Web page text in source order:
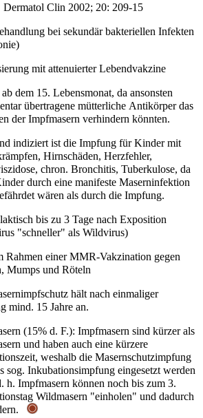
Dermatol Clin 2002; 20: 209-15
bei sekundär bakteriellen Infekten
mit attenuierter Lebendvakzine
dem 15. Lebensmonat, da ansonsten
übertragene mütterliche Antikörper das
der Impfmasern verhindern könnten.
indiziert ist die Impfung für Kinder mit
Hirnschäden, Herzfehler,
chron. Bronchitis, Tuberkulose, da
durch eine manifeste Maserninfektion
wären als durch die Impfung.
bis zu 3 Tage nach Exposition
"schneller" als Wildvirus)
Rahmen einer MMR-Vakzination gegen
Mumps und Röteln
hält nach einmaliger
mind. 15 Jahre an.
(15% d. F.): Impfmasern sind kürzer als
und haben auch eine kürzere
weshalb die Masernschutzimpfung
sog. Inkubationsimpfung eingesetzt werden
h. Impfmasern können noch bis zum 3.
Wildmasern "einholen" und dadurch